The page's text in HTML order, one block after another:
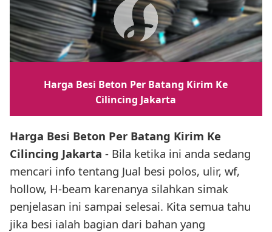
Harga Besi Beton Per Batang Kirim Ke
Cilincing Jakarta
Harga Besi Beton Per Batang Kirim Ke
Cilincing Jakarta - Bila ketika ini anda sedang
mencari info tentang Jual besi polos, ulir, wf,
hollow, H-beam karenanya silahkan simak
penjelasan ini sampai selesai. Kita semua tahu
jika besi ialah bagian dari bahan yang